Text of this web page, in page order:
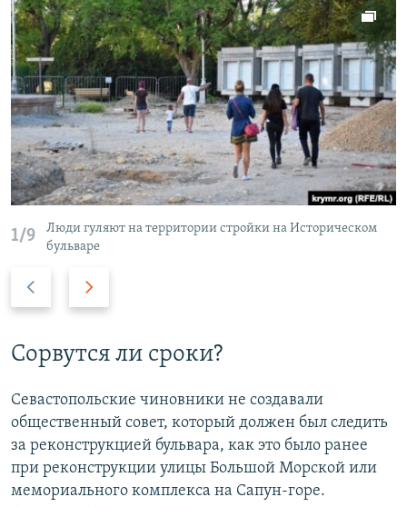
1/9
Люди гуляют на территории стройки на Историческом
бульваре
д
д
д
у
Сорвутся ли сроки?
Севастопольские чиновники не создавали
общественный совет, который должен был следить
за реконструкцией бульвара, как это было ранее
при реконструкции улицы Большой Морской или
мемориального комплекса на Сапун-горе.